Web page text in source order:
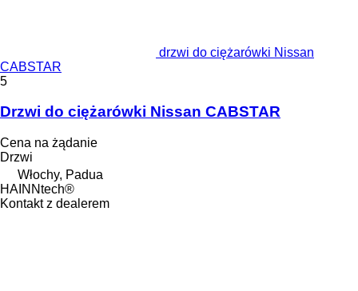
drzwi do ciężarówki Nissan
CABSTAR
5
Drzwi do ciężarówki Nissan CABSTAR
Cena na żądanie
Drzwi
Włochy, Padua
HAINNtech®
Kontakt z dealerem